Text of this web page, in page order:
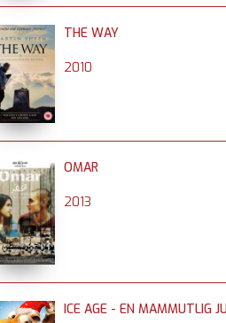
THE WAY
2010
OMAR
2013
ICE AGE - EN MAMMUTLIG